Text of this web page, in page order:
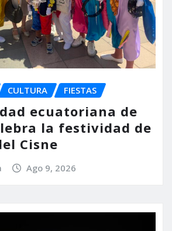
CULTURA FIESTAS
ecuatoriana de
la festividad de
Cisne
Ago 9, 2026